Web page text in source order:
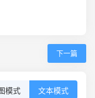
下一篇
模式 文本模式